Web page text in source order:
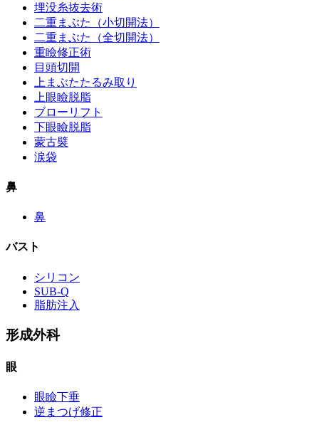
埋没糸抜去術
二重まぶた（小切開法）
二重まぶた（全切開法）
重瞼修正術
目頭切開
上まぶたたるみ取り
上眼瞼脱脂
ブローリフト
下眼瞼脱脂
蒙古襞
涙袋
鼻
鼻
バスト
シリコン
SUB-Q
脂肪注入
形成外科
眼
眼瞼下垂
逆まつげ修正